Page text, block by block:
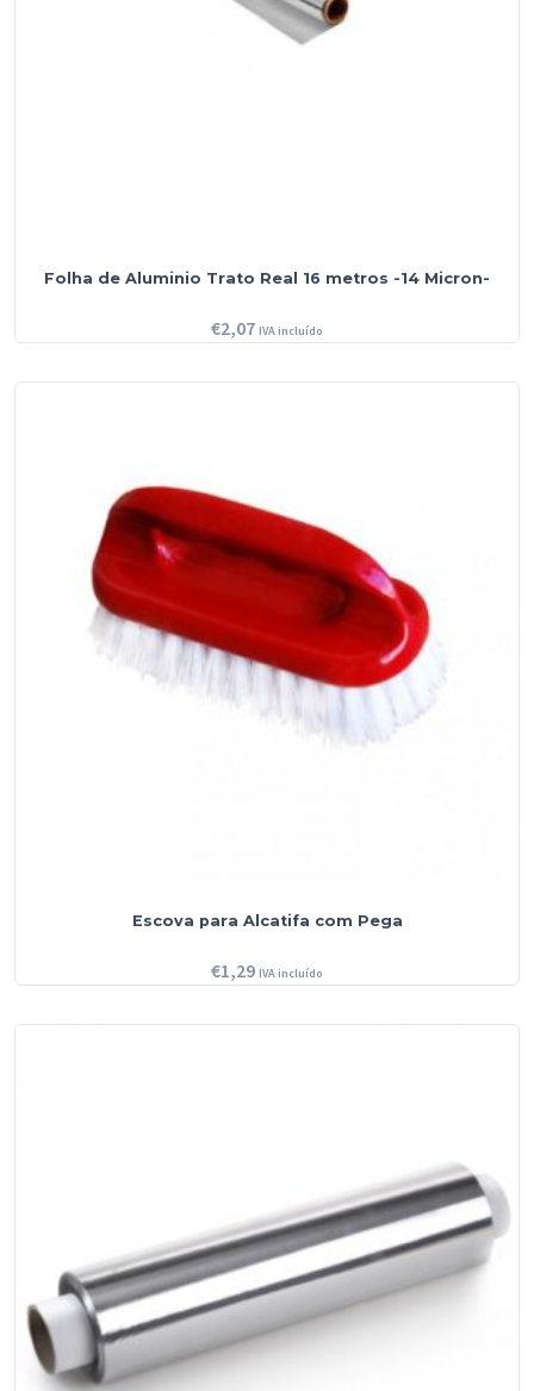
Folha de Aluminio Trato Real 16 metros -14 Micron-
€2,07 IVA incluído
Escova para Alcatifa com Pega
€1,29 IVA incluído